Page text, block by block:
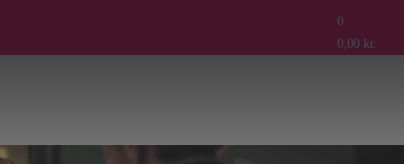
Spiritus
0
0,00 kr.